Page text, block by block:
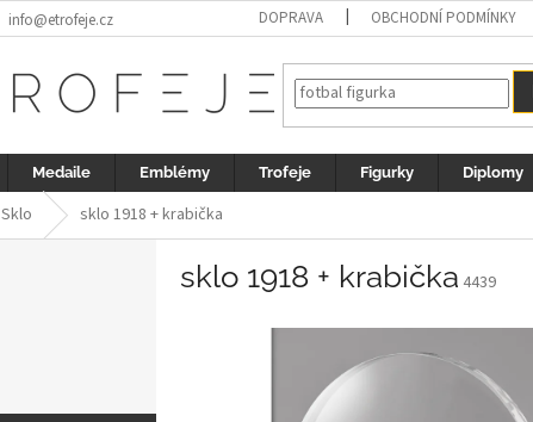
info@etrofeje.cz DOPRAVA OBCHODNÍ PODMÍNKY
Medaile Emblémy Trofeje Figurky Diplomy
Sklo sklo 1918 + krabička
sklo 1918 + krabička 4439